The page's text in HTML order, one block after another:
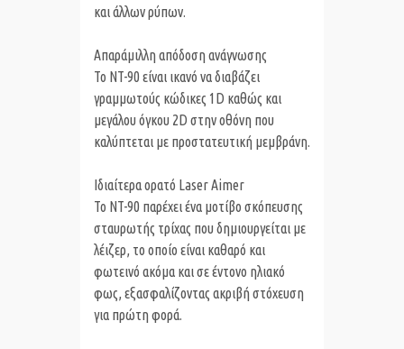
και άλλων ρύπων.
Απαράμιλλη απόδοση ανάγνωσης
Το NT-90 είναι ικανό να διαβάζει
γραμμωτούς κώδικες 1D καθώς και
μεγάλου όγκου 2D στην οθόνη που
καλύπτεται με προστατευτική μεμβράνη.
Ιδιαίτερα ορατό Laser Aimer
Το NT-90 παρέχει ένα μοτίβο σκόπευσης
σταυρωτής τρίχας που δημιουργείται με
λέιζερ, το οποίο είναι καθαρό και
φωτεινό ακόμα και σε έντονο ηλιακό
φως, εξασφαλίζοντας ακριβή στόχευση
για πρώτη φορά.